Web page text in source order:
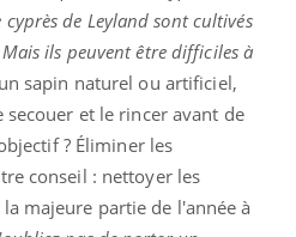
de Leyland sont cultivés
ils peuvent être difficiles à
sapin naturel ou artificiel,
et le rincer avant de
? Éliminer les
conseil : nettoyer les
majeure partie de l'année à